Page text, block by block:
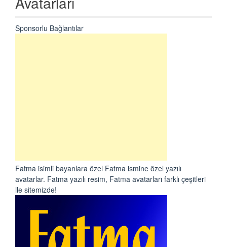
Sponsorlu Bağlantılar
Fatma isimli bayanlara özel Fatma ismine özel yazılı
avatarlar. Fatma yazılı resim, Fatma avatarları farklı çeşitleri
ile sitemizde!